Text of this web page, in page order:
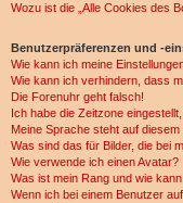
Wozu ist die „Alle Cookies des
Benutzerpräferenzen und -
Wie kann ich meine
Wie kann ich verhindern, dass
Die Forenuhr geht falsch!
Ich habe die Zeitzone
Meine Sprache steht auf
Was sind das für Bilder, die bei
Wie verwende ich einen Avatar?
Was ist mein Rang und wie
Wenn ich bei einem Benutzer